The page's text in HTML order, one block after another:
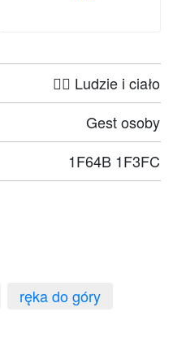
🤦‍♀️ Ludzie i ciało
Gest osoby
1F64B 1F3FC
ręka do góry